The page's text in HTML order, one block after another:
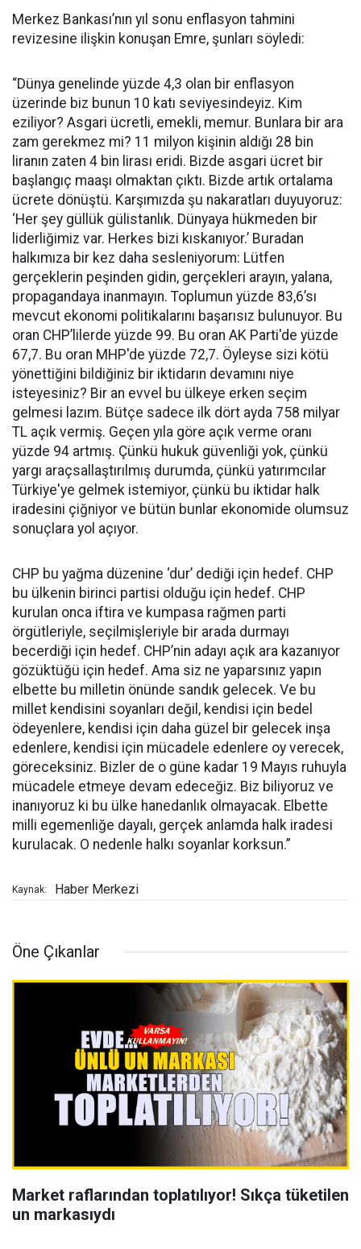
Merkez Bankası’nın yıl sonu enflasyon tahmini
revizesine ilişkin konuşan Emre, şunları söyledi:
“Dünya genelinde yüzde 4,3 olan bir enflasyon
üzerinde biz bunun 10 katı seviyesindeyiz. Kim
eziliyor? Asgari ücretli, emekli, memur. Bunlara bir ara
zam gerekmez mi? 11 milyon kişinin aldığı 28 bin
liranın zaten 4 bin lirası eridi. Bizde asgari ücret bir
başlangıç maaşı olmaktan çıktı. Bizde artık ortalama
ücrete dönüştü. Karşımızda şu nakaratları duyuyoruz:
‘Her şey güllük gülistanlık. Dünyaya hükmeden bir
liderliğimiz var. Herkes bizi kıskanıyor.’ Buradan
halkımıza bir kez daha sesleniyorum: Lütfen
gerçeklerin peşinden gidin, gerçekleri arayın, yalana,
propagandaya inanmayın. Toplumun yüzde 83,6’sı
mevcut ekonomi politikalarını başarısız bulunuyor. Bu
oran CHP’lilerde yüzde 99. Bu oran AK Parti'de yüzde
67,7. Bu oran MHP'de yüzde 72,7. Öyleyse sizi kötü
yönettiğini bildiğiniz bir iktidarın devamını niye
isteyesiniz? Bir an evvel bu ülkeye erken seçim
gelmesi lazım. Bütçe sadece ilk dört ayda 758 milyar
TL açık vermiş. Geçen yıla göre açık verme oranı
yüzde 94 artmış. Çünkü hukuk güvenliği yok, çünkü
yargı araçsallaştırılmış durumda, çünkü yatırımcılar
Türkiye'ye gelmek istemiyor, çünkü bu iktidar halk
iradesini çiğniyor ve bütün bunlar ekonomide olumsuz
sonuçlara yol açıyor.
CHP bu yağma düzenine ‘dur’ dediği için hedef. CHP
bu ülkenin birinci partisi olduğu için hedef. CHP
kurulan onca iftira ve kumpasa rağmen parti
örgütleriyle, seçilmişleriyle bir arada durmayı
becerdiği için hedef. CHP’nin adayı açık ara kazanıyor
gözüktüğü için hedef. Ama siz ne yaparsınız yapın
elbette bu milletin önünde sandık gelecek. Ve bu
millet kendisini soyanları değil, kendisi için bedel
ödeyenlere, kendisi için daha güzel bir gelecek inşa
edenlere, kendisi için mücadele edenlere oy verecek,
göreceksiniz. Bizler de o güne kadar 19 Mayıs ruhuyla
mücadele etmeye devam edeceğiz. Biz biliyoruz ve
inanıyoruz ki bu ülke hanedanlık olmayacak. Elbette
milli egemenliğe dayalı, gerçek anlamda halk iradesi
kurulacak. O nedenle halkı soyanlar korksun.”
Kaynak: Haber Merkezi
Öne Çıkanlar
Market raflarından toplatılıyor! Sıkça tüketilen
un markasıydı